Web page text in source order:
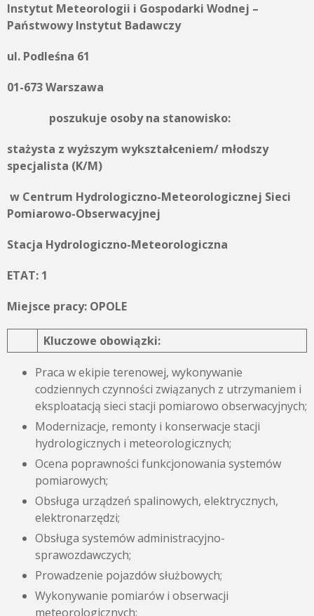
Instytut Meteorologii i Gospodarki Wodnej –
Państwowy Instytut Badawczy
ul. Podleśna 61
01-673 Warszawa
poszukuje osoby na stanowisko:
stażysta z wyższym wykształceniem/ młodszy
specjalista (K/M)
w Centrum Hydrologiczno-Meteorologicznej Sieci
Pomiarowo-Obserwacyjnej
Stacja Hydrologiczno-Meteorologiczna
ETAT: 1
Miejsce pracy: OPOLE
Kluczowe obowiązki:
Praca w ekipie terenowej, wykonywanie
codziennych czynności związanych z utrzymaniem i
eksploatacją sieci stacji pomiarowo obserwacyjnych;
Modernizacje, remonty i konserwacje stacji
hydrologicznych i meteorologicznych;
Ocena poprawności funkcjonowania systemów
pomiarowych;
Obsługa urządzeń spalinowych, elektrycznych,
elektronarzędzi;
Obsługa systemów administracyjno-
sprawozdawczych;
Prowadzenie pojazdów służbowych;
Wykonywanie pomiarów i obserwacji
meteorologicznych;